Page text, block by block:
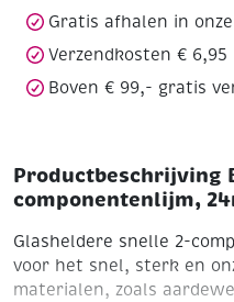
Gratis afhalen in onze
Verzendkosten € 6,95
Boven € 99,- gratis
Productbeschrijving
componentenlijm,
Glasheldere snelle 2-
voor het snel, sterk en
materialen, zoals